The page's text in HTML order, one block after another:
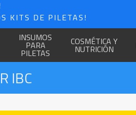
KITS DE PILETAS!
INSUMOS
PARA
PILETAS
COSMÉTICA Y
NUTRICIÓN
IBC